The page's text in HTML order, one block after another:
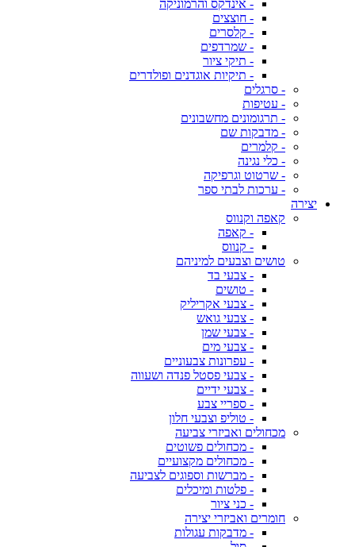
- אינדקס והרמוניקה
- חוצצים
- קלסרים
- שמרדפים
- תיקי ציור
- תיקיות אוגדנים ופולדרים
- סרגלים
- עטיפות
- תרגומונים מחשבונים
- מדבקות שם
- קלמרים
- כלי נגינה
- שרטוט וגרפיקה
- ערכות לבתי ספר
יצירה
קאפה וקנווס
- קאפה
- קנווס
טושים וצבעים למיניהם
- צבעי בד
- טושים
- צבעי אקריליק
- צבעי גואש
- צבעי שמן
- צבעי מים
- עפרונות צבעוניים
- צבעי פסטל פנדה ושעווה
- צבעי ידיים
- ספריי צבע
- טוליפ וצבעי חלון
מכחולים ואביזרי צביעה
- מכחולים פשוטים
- מכחולים מקצועיים
- מברשות וספוגים לצביעה
- פלטות ומיכלים
- כני ציור
חומרים ואביזרי יצירה
- מדבקות עגולות